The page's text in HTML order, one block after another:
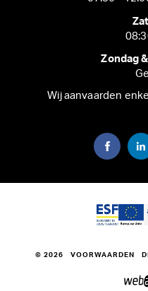
Zondag
Wij aanvaarden
© 2026 VOORWAARDEN